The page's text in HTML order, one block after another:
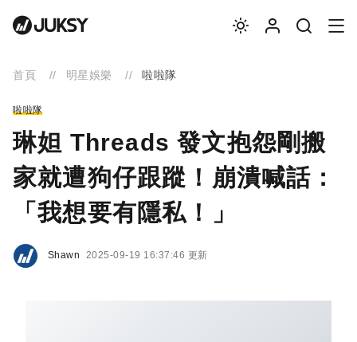
首頁 明星娛樂 啦啦隊
啦啦隊
琳妲 Threads 發文抱怨剛搬
家就遭狗仔跟蹤！崩潰喊話：
「我想要有隱私！」
Shawn 2025-09-19 16:37:46 更新